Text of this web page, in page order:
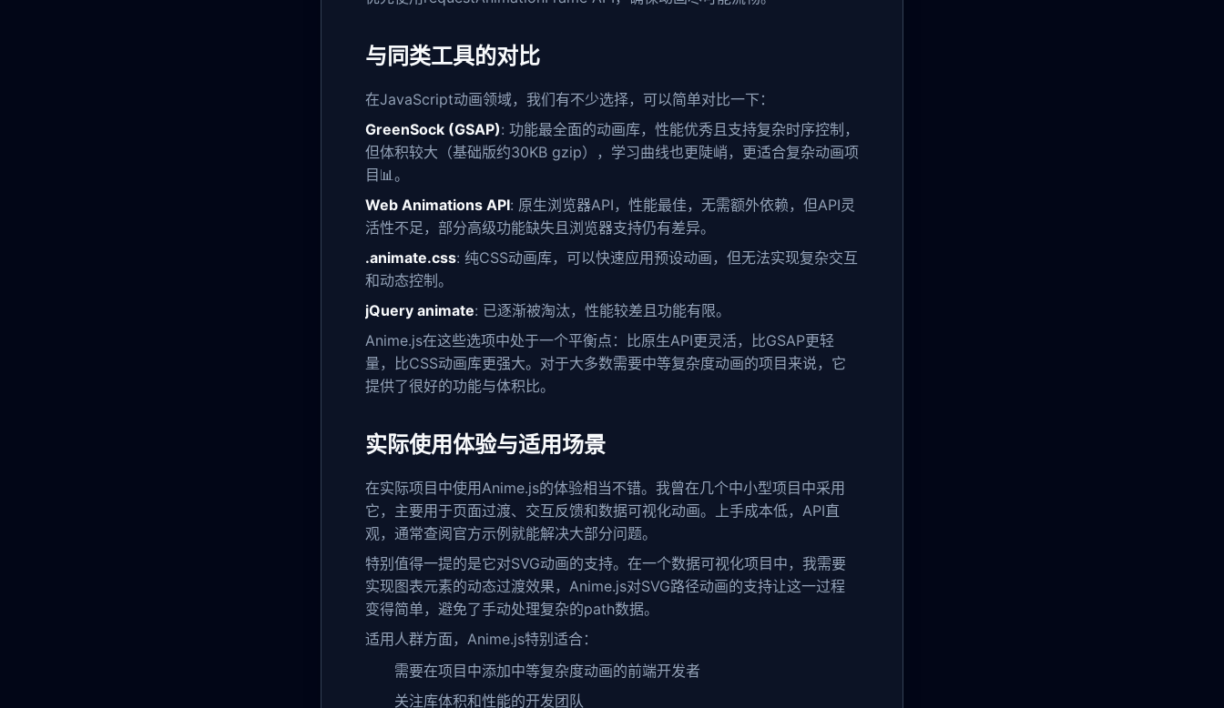
与同类工具的对比
在JavaScript动画领域，我们有不少选择，可以简单对比一下：
GreenSock (GSAP): 功能最全面的动画库，性能优秀且支持复杂时序控制，
但体积较大（基础版约30KB gzip），学习曲线也更陡峭，更适合复杂动画项
目📊️。
Web Animations API: 原生浏览器API，性能最佳，无需额外依赖，但API灵
活性不足，部分高级功能缺失且浏览器支持仍有差异。
.animate.css: 纯CSS动画库，可以快速应用预设动画，但无法实现复杂交互
和动态控制。
jQuery animate: 已逐渐被淘汰，性能较差且功能有限。
Anime.js在这些选项中处于一个平衡点：比原生API更灵活，比GSAP更轻
量，比CSS动画库更强大。对于大多数需要中等复杂度动画的项目来说，它
提供了很好的功能与体积比。
实际使用体验与适用场景
在实际项目中使用Anime.js的体验相当不错。我曾在几个中小型项目中采用
它，主要用于页面过渡、交互反馈和数据可视化动画。上手成本低，API直
观，通常查阅官方示例就能解决大部分问题。
特别值得一提的是它对SVG动画的支持。在一个数据可视化项目中，我需要
实现图表元素的动态过渡效果，Anime.js对SVG路径动画的支持让这一过程
变得简单，避免了手动处理复杂的path数据。
适用人群方面，Anime.js特别适合：
需要在项目中添加中等复杂度动画的前端开发者
关注库体积和性能的开发团队